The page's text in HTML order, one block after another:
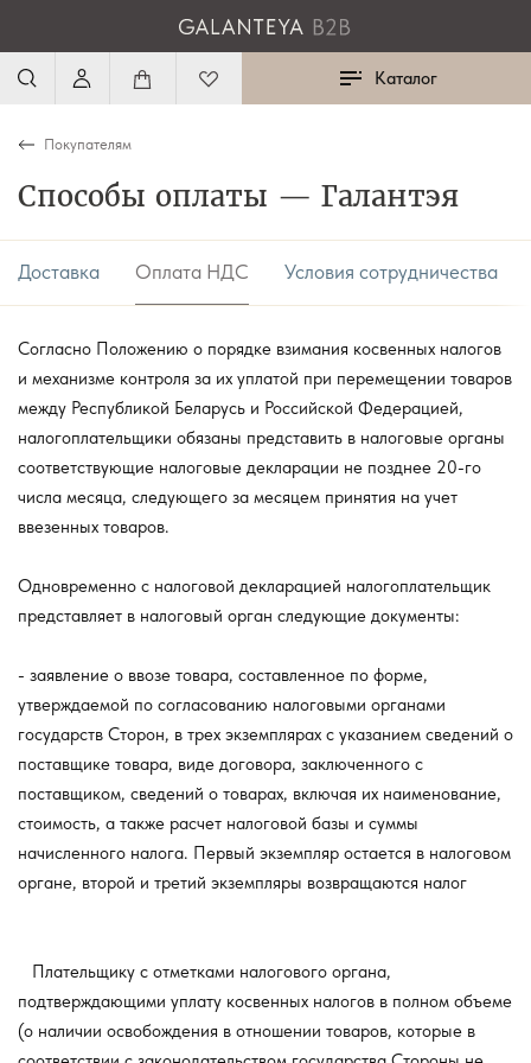
Каталог
Покупателям
Способы оплаты — Галантэя
Доставка Оплата НДС Условия сотрудничества
Согласно Положению о порядке взимания косвенных налогов
и механизме контроля за их уплатой при перемещении товаров
между Республикой Беларусь и Российской Федерацией,
налогоплательщики обязаны представить в налоговые органы
соответствующие налоговые декларации не позднее 20-го
числа месяца, следующего за месяцем принятия на учет
ввезенных товаров.
Одновременно с налоговой декларацией налогоплательщик
представляет в налоговый орган следующие документы:
- заявление о ввозе товара, составленное по форме,
утверждаемой по согласованию налоговыми органами
государств Сторон, в трех экземплярах с указанием сведений о
поставщике товара, виде договора, заключенного с
поставщиком, сведений о товарах, включая их наименование,
стоимость, а также расчет налоговой базы и суммы
начисленного налога. Первый экземпляр остается в налоговом
органе, второй и третий экземпляры возвращаются налог
Плательщику с отметками налогового органа,
подтверждающими уплату косвенных налогов в полном объеме
(о наличии освобождения в отношении товаров, которые в